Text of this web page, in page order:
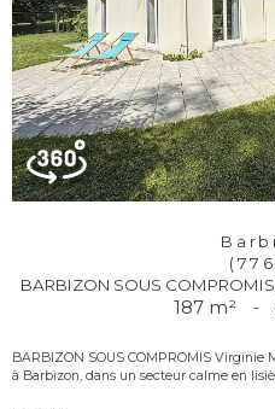
BARBIZON SOUS
187 m² -
BARBIZON SOUS COMPROMIS Virginie
à Barbizon, dans un secteur calme en